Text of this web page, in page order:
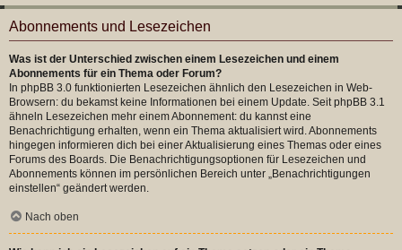
Abonnements und Lesezeichen
Was ist der Unterschied zwischen einem Lesezeichen und einem
Abonnements für ein Thema oder Forum?
In phpBB 3.0 funktionierten Lesezeichen ähnlich den Lesezeichen in Web-
Browsern: du bekamst keine Informationen bei einem Update. Seit phpBB 3.1
ähneln Lesezeichen mehr einem Abonnement: du kannst eine
Benachrichtigung erhalten, wenn ein Thema aktualisiert wird. Abonnements
hingegen informieren dich bei einer Aktualisierung eines Themas oder eines
Forums des Boards. Die Benachrichtigungsoptionen für Lesezeichen und
Abonnements können im persönlichen Bereich unter „Benachrichtigungen
einstellen“ geändert werden.
Nach oben